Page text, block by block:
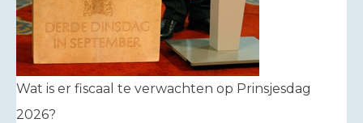
Wat is er fiscaal te verwachten op Prinsjesdag
2026?